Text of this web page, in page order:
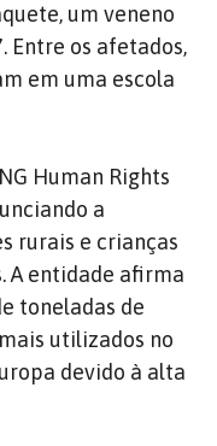
um veneno
Entre os afetados,
em uma escola
Human Rights
a
rurais e crianças
A entidade afirma
toneladas de
utilizados no
devido à alta